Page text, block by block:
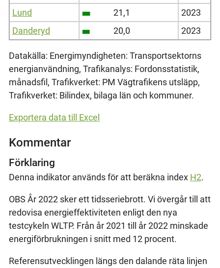
Lund
21,1
2023
Danderyd
20,0 2023
Datakälla: Energimyndigheten: Transportsektorns
energianvändning, Trafikanalys: Fordonsstatistik,
månadsfil, Trafikverket: PM Vägtrafikens utsläpp,
Trafikverket: Bilindex, bilaga län och kommuner.
Exportera data till Excel
Kommentar
Förklaring
Denna indikator används för att beräkna index H2.
OBS År 2022 sker ett tidsseriebrott. Vi övergår till att
redovisa energieffektiviteten enligt den nya
testcykeln WLTP. Från år 2021 till år 2022 minskade
energiförbrukningen i snitt med 12 procent.
Referensutvecklingen längs den dalande räta linjen